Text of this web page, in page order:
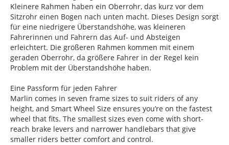
Kleinere Rahmen haben ein Oberrohr, das kurz vor dem
Sitzrohr einen Bogen nach unten macht. Dieses Design sorgt
für eine niedrigere Überstandshöhe, was kleineren
Fahrerinnen und Fahrern das Auf- und Absteigen
erleichtert. Die größeren Rahmen kommen mit einem
geraden Oberrohr, da größere Fahrer in der Regel kein
Problem mit der Überstandshöhe haben.
Eine Passform für jeden Fahrer
Marlin comes in seven frame sizes to suit riders of any
height, and Smart Wheel Size ensures you’re on the fastest
wheel that fits. The smallest sizes even come with short-
reach brake levers and narrower handlebars that give
smaller riders better comfort and control.